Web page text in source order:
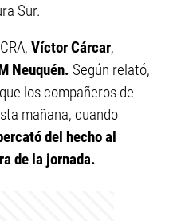
Sur.
Víctor Cárcar,
Neuquén. Según relató,
los compañeros de
mañana, cuando
del hecho al
de la jornada.